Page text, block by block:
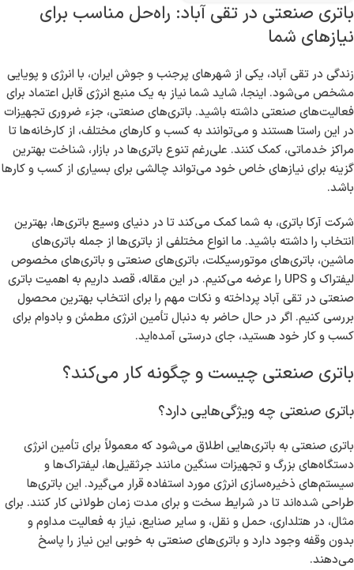
باتری صنعتی در تقی آباد: راه‌حل مناسب برای
نیازهای شما
زندگی در تقی آباد، یکی از شهرهای پرجنب و جوش ایران، با انرژی و پویایی
مشخص می‌شود. اینجا، شاید شما نیاز به یک منبع انرژی قابل اعتماد برای
فعالیت‌های صنعتی داشته باشید. باتری‌های صنعتی، جزء ضروری تجهیزات
در این راستا هستند و می‌توانند به کسب و کارهای مختلف، از کارخانه‌ها تا
مراکز خدماتی، کمک کنند. علی‌رغم تنوع باتری‌ها در بازار، شناخت بهترین
گزینه برای نیازهای خاص خود می‌تواند چالشی برای بسیاری از کسب و کارها
باشد.
شرکت آرکا باتری، به شما کمک می‌کند تا در دنیای وسیع باتری‌ها، بهترین
انتخاب را داشته باشید. ما انواع مختلفی از باتری‌ها از جمله باتری‌های
ماشین، باتری‌های موتورسیکلت، باتری‌های صنعتی و باتری‌های مخصوص
لیفتراک و UPS را عرضه می‌کنیم. در این مقاله، قصد داریم به اهمیت باتری
صنعتی در تقی آباد پرداخته و نکات مهم را برای انتخاب بهترین محصول
بررسی کنیم. اگر در حال حاضر به دنبال تأمین انرژی مطمئن و بادوام برای
کسب و کار خود هستید، جای درستی آمده‌اید.
باتری صنعتی چیست و چگونه کار می‌کند؟
باتری صنعتی چه ویژگی‌هایی دارد؟
باتری صنعتی به باتری‌هایی اطلاق می‌شود که معمولاً برای تأمین انرژی
دستگاه‌های بزرگ و تجهیزات سنگین مانند جرثقیل‌ها، لیفتراک‌ها و
سیستم‌های ذخیره‌سازی انرژی مورد استفاده قرار می‌گیرد. این باتری‌ها
طراحی شده‌اند تا در شرایط سخت و برای مدت زمان طولانی کار کنند. برای
مثال، در هتلداری، حمل و نقل، و سایر صنایع، نیاز به فعالیت مداوم و
بدون وقفه وجود دارد و باتری‌های صنعتی به خوبی این نیاز را پاسخ
می‌دهند.